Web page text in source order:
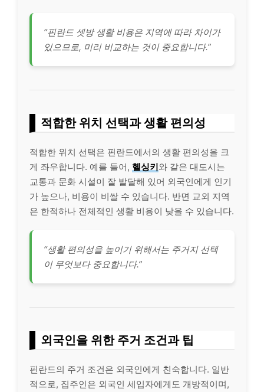
“핀란드 셋방 생활 비용은 지역에 따라 차이가
있으므로, 미리 비교하는 것이 중요합니다.”
적합한 위치 선택과 생활 편의성
적합한 위치 선택은 핀란드에서의 생활 편의성을 크
게 좌우합니다. 예를 들어, 헬싱키와 같은 대도시는
교통과 문화 시설이 잘 발달해 있어 외국인에게 인기
가 높으나, 비용이 비쌀 수 있습니다. 반면 교외 지역
은 한적하나 전체적인 생활 비용이 낮을 수 있습니다.
“생활 편의성을 높이기 위해서는 주거지 선택
이 무엇보다 중요합니다.”
외국인을 위한 주거 조건과 팁
핀란드의 주거 조건은 외국인에게 친숙합니다. 일반
적으로, 집주인은 외국인 세입자에게도 개방적이며,